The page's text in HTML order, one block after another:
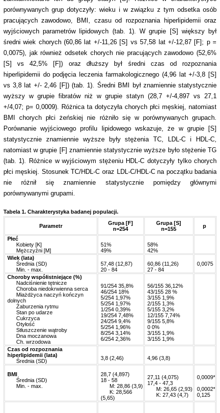
porównywanych grup dotyczyły: wieku i w związku z tym odsetka osób
pracujących zawodowo, BMI, czasu od rozpoznania hiperlipidemii oraz
wyjściowych parametrów lipidowych (tab. 1). W grupie [S] większy był
średni wiek chorych (60,86 lat +/-11,26 [S] vs 57,58 lat +/-12,87 [F]; p =
0,0075), jak również odsetek chorych nie pracujących zawodowo (52,6%
[S] vs 42,5% [F]) oraz dłuższy był średni czas od rozpoznania
hiperlipidemii do podjęcia leczenia farmakologicznego (4,96 lat +/-3,8 [S]
vs 3,8 lat +/- 2,46 [F]) (tab. 1). Średni BMI był znamiennie statystycznie
wyższy w grupie fibratów niż w grupie statyn (28,7 +/-4,897 vs 27,1
+/4,07; p= 0,0009). Różnica ta dotyczyła chorych płci męskiej, natomiast
BMI chorych płci żeńskiej nie różniło się w porównywanych grupach.
Porównanie wyjściowego profilu lipidowego wskazuje, że w grupie [S]
statystycznie znamiennie wyższe były stężenia TC, LDL-C i HDL-C,
natomiast w grupie [F] znamiennie statystycznie wyższe było stężenie TG
(tab. 1). Różnice w wyjściowym stężeniu HDL-C dotyczyły tylko chorych
płci męskiej. Stosunek TC/HDL-C oraz LDL-C/HDL-C na początku badania
nie różnił się znamiennie statystycznie pomiędzy głównymi
porównywanymi grupami.
Tabela 1. Charakterystyka badanej populacji.
Parametr
Grupa [F]
n=254
Grupa [S]
n=155
p
Płeć
Kobiety [K]
Mężczyźni [M]
51%
49%
58%
42%
Wiek (lata)
Średnia (SD)
Min. - max.
57,48 (12,87)
20 - 84
60,86 (11,26)
27 - 84
0,0075
Choroby współistniejące (%)
Nadciśnienie tętnicze
Choroba niedokrwienna serca
Miażdżyca naczyń kończyn
dolnych
Zaburzenia rytmu
Stan po udarze
Cukrzyca
Otyłość
Stłuszczenie wątroby
Dna moczanowa
Ch. wrzodowa
91/254 35,8%
46/254 18%
5/254 1,97%
5/254 1,97%
1/254 0,39%
19/254 7,48%
24/254 9,4%
5/254 1,96%
8/254 3,14%
6/254 2,36%
56/155 36,12%
43/155 28 %
3/155 1,9%
2/155 1,3%
5/155 3,2%
12/155 7,74%
9/155 5,8%
0 0%
3/155 1,9%
3/155 1,9%
Czas od rozpoznania
hiperlipidemii (lata)
Średnia (SD) 3,8 (2,46) 4,96 (3,8)
BMI
Średnia (SD)
Min. - max.
28,7 (4,897)
18 - 58
M: 28,86 (3,9)
K: 28,566
(5,65)
27,11 (4,075)
17,4 - 47,3
M: 26,65 (2,93)
K: 27,43 (4,7)
0,0009*
0,0002*
0,125